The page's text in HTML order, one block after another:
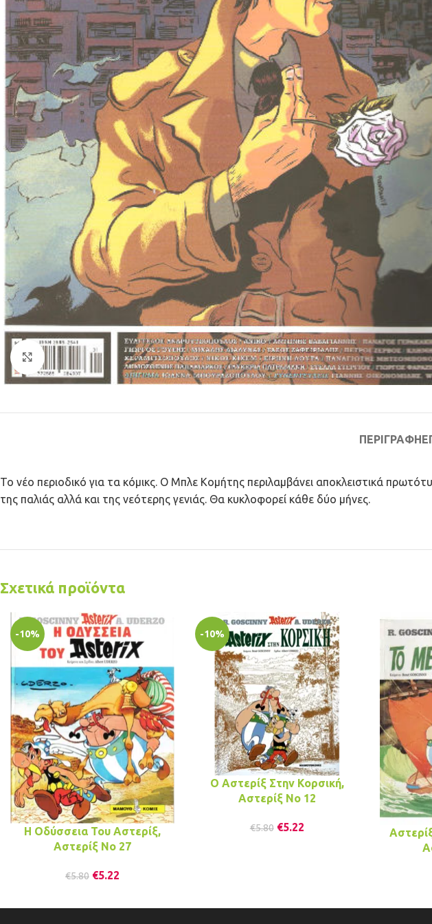
Κλικ για μεγέθυνση
ΠΕΡΙΓΡΑΦΉ
Το νέο περιοδικό για τα κόμικς. Ο Μπλε Κομήτης περιλαμβάνει αποκλειστικά
της παλιάς αλλά και της νεότερης γενιάς. Θα κυκλοφορεί κάθε δύο μήνες.
Σχετικά προϊόντα
-10%
Η Οδύσσεια Του Αστερίξ,
Αστερίξ No 27
€5.80 €5.22
-10%
Ο Αστερίξ Στην Κορσική,
Αστερίξ No 12
€5.80 €5.22